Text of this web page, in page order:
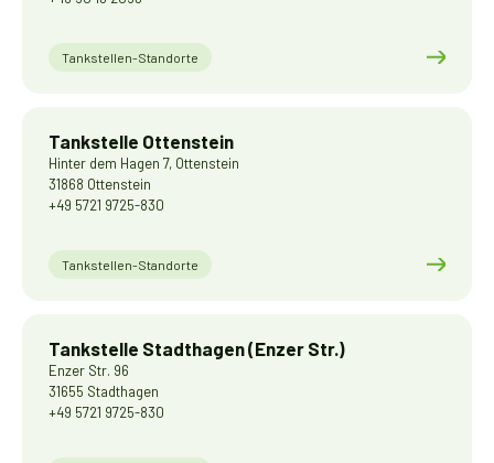
Tankstellen-Standorte
Tankstelle Ottenstein
Hinter dem Hagen 7, Ottenstein
31868 Ottenstein
+49 5721 9725-830
Tankstellen-Standorte
Tankstelle Stadthagen (Enzer Str.)
Enzer Str. 96
31655 Stadthagen
+49 5721 9725-830